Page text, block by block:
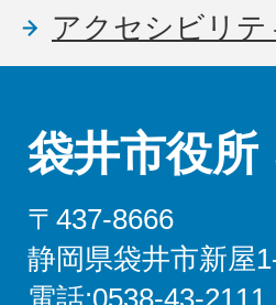
アクセシビリテ
袋井市役所
〒437-8666
静岡県袋井市新屋
電話:0538-43-